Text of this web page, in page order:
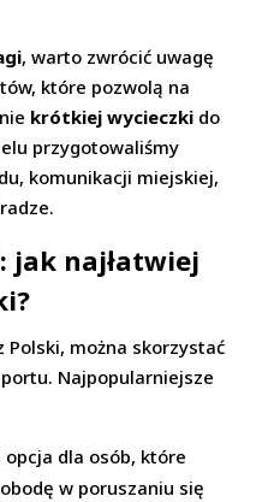
, warto zwrócić uwagę
które pozwolą na
krótkiej wycieczki do
przygotowaliśmy
komunikacji miejskiej,
jak najłatwiej
Polski, można skorzystać
Najpopularniejsze
opcja dla osób, które
w poruszaniu się